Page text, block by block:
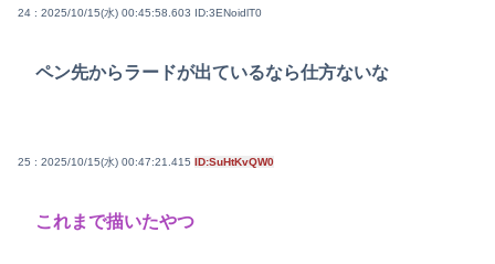
24 : 2025/10/15(水) 00:45:58.603 ID:3ENoidlT0
ペン先からラードが出ているなら仕方ないな
25 : 2025/10/15(水) 00:47:21.415 ID:SuHtKvQW0
これまで描いたやつ